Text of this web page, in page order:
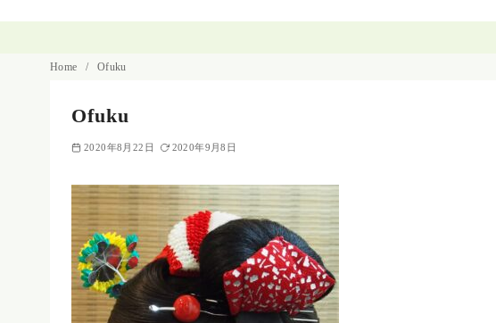
動
Home Ofuku
Ofuku
2020年8月22日 2020年9月8日